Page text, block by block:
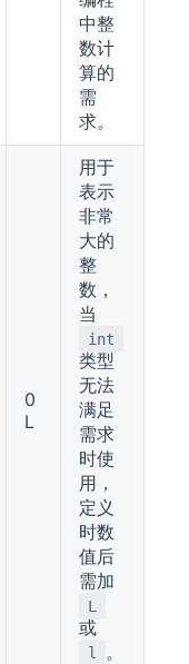
中整
数计
算的
需
求。
0
L
用于
表示
非常
大的
整
数，
当
int
类型
无法
满足
需求
时使
用，
定义
时数
值后
需加
L
或
l 。